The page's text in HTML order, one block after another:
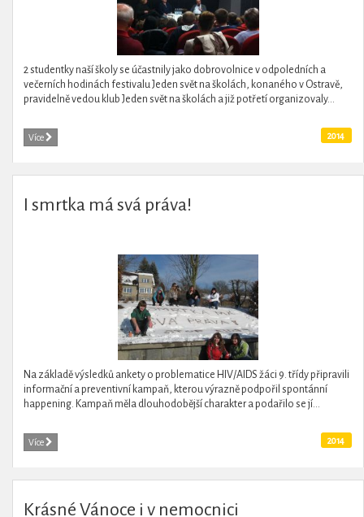
2 studentky naší školy se účastnily jako dobrovolnice v odpoledních a
večerních hodinách festivalu Jeden svět na školách, konaného v Ostravě,
pravidelně vedou klub Jeden svět na školách a již potřetí organizovaly...
Více 2014
I smrtka má svá práva!
Na základě výsledků ankety o problematice HIV/AIDS žáci 9. třídy připravili
informační a preventivní kampaň, kterou výrazně podpořil spontánní
happening. Kampaň měla dlouhodobější charakter a podařilo se jí...
Více 2014
Krásné Vánoce i v nemocnici